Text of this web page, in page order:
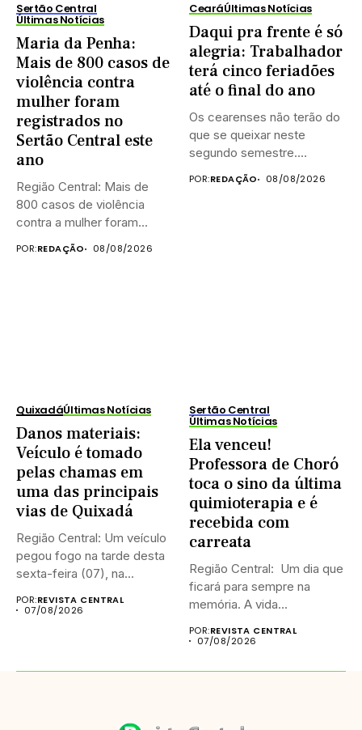
Sertão Central
Últimas Notícias
Maria da Penha:
Mais de 800 casos de
violência contra
mulher foram
registrados no
Sertão Central este
ano
Região Central: Mais de
800 casos de violência
contra a mulher foram...
POR:REDAÇÃO 08/08/2026
CearáÚltimas Notícias
Daqui pra frente é só
alegria: Trabalhador
terá cinco feriadões
até o final do ano
Os cearenses não terão do
que se queixar neste
segundo semestre.
POR:REDAÇÃO 08/08/2026
QuixadáÚltimas Notícias
Danos materiais:
Veículo é tomado
pelas chamas em
uma das principais
vias de Quixadá
Região Central: Um veículo
pegou fogo na tarde desta
sexta-feira (07), na...
POR:REVISTA CENTRAL
07/08/2026
Sertão Central
Últimas Notícias
Ela venceu!
Professora de Choró
toca o sino da última
quimioterapia e é
recebida com
carreata
Região Central: Um dia que
ficará para sempre na
memória. A vida...
POR:REVISTA CENTRAL
07/08/2026